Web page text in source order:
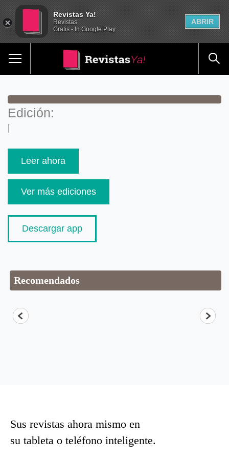
Edición:
|
Leer ahora
Ver más ediciones
Descargar app
Recomendados
Sus revistas ahora mismo en
su tableta o teléfono inteligente.
Revistas Ya!
Revistas
Gratis - In Google Play
ABRIR